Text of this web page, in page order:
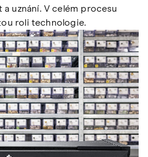
uznání. V celém procesu
roli technologie.